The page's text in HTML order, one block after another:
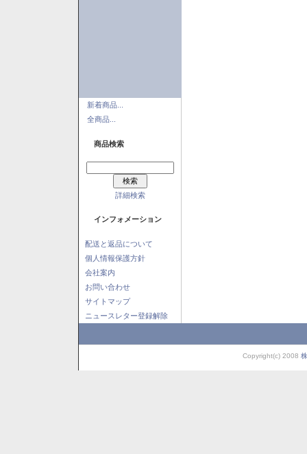
新着商品...
全商品...
商品検索
詳細検索
インフォメーション
配送と返品について
個人情報保護方針
会社案内
お問い合わせ
サイトマップ
ニュースレター登録解除
Copyright(c) 2008